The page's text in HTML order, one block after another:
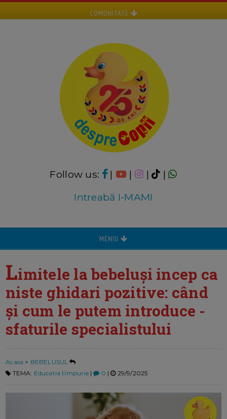
COMUNITATE
Follow us: | | |
|
Intreabă I-MAMI
MENIU
Limitele la bebeluși incep ca
niste ghidari pozitive: când
și cum le putem introduce -
sfaturile specialistului
Acasa > BEBELUSUL
TEMA: Educatia timpurie| 0 | 29/9/2025